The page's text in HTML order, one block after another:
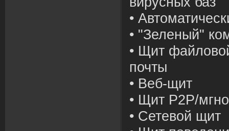
•
• "Зеленый"
• Щит
почты
• Веб-щит
• Щит P2P/
• Сетевой щит